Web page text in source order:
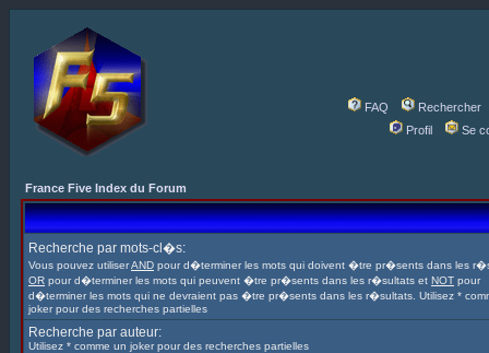
FAQ
Rechercher
Profil
Se
France Five Index du Forum
Recherche par mots-cl�s:
Vous pouvez utiliserAND pour d�terminer les mots qui doivent �tre pr�sents dans les
OR pour d�terminer les mots qui peuvent �tre pr�sents dans les r�sultats et NOT pour
d�terminer les mots qui ne devraient pas �tre pr�sents dans les r�sultats. Utilisez *
joker pour des recherches partielles
Recherche par auteur:
Utilisez * comme un joker pour des recherches partielles